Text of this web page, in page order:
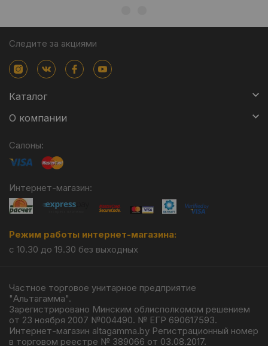
Следите за акциями
Каталог
О компании
Салоны:
Интернет-магазин:
Режим работы интернет-магазина:
с 10.30 до 19.30 без выходных
Частное торговое унитарное предприятие
"Альтагамма".
Зарегистрировано Минским облисполкомом решением
от 23 ноября 2007 №004490. № ЕГР 690617593.
Интернет-магазин altagamma.by Регистрационный номер
в торговом реестре № 389066 от 03.08.2017.